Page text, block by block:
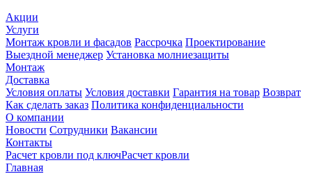
Акции
Услуги
Монтаж кровли и фасадов Рассрочка Проектирование
Выездной менеджер Установка молниезащиты
Монтаж
Доставка
Условия оплаты Условия доставки Гарантия на товар Возврат
Как сделать заказ Политика конфиденциальности
О компании
Новости Сотрудники Вакансии
Контакты
Расчет кровли под ключРасчет кровли
Главная